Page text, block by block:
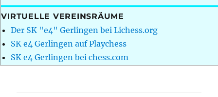
VIRTUELLE VEREINSRÄUME
Der SK "e4" Gerlingen bei Lichess.org
SK e4 Gerlingen auf Playchess
SK e4 Gerlingen bei chess.com